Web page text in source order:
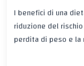
I benefici di una
riduzione del
perdita di peso e